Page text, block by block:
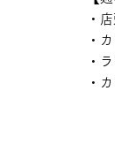
・
・
・
・